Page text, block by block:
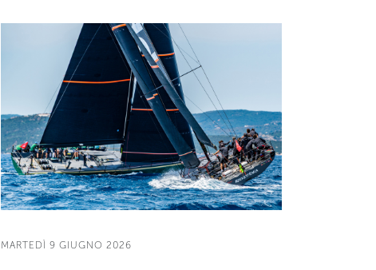
MARTEDÌ 9 GIUGNO 2026